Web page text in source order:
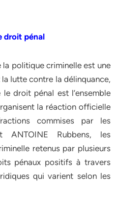
droit pénal
la politique criminelle est une
lutte contre la délinquance,
droit pénal est l’ensemble
la réaction officielle
commises par les
ANTOINE Rubbens, les
retenus par plusieurs
pénaux positifs à travers
qui varient selon les